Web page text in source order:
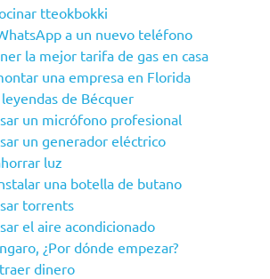
tteokbokki
a un nuevo teléfono
la mejor tarifa de gas en casa
una empresa en Florida
de Bécquer
un micrófono profesional
un generador eléctrico
luz
una botella de butano
torrents
el aire acondicionado
¿Por dónde empezar?
dinero